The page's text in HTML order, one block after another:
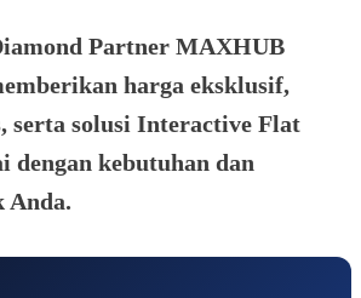
Partner MAXHUB
harga eksklusif,
serta solusi Interactive Flat
dengan kebutuhan dan
Anda.